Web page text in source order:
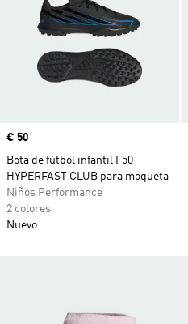
Precio
€ 50
Bota de fútbol infantil F50
HYPERFAST CLUB para moqueta
Niños Performance
2 colores
Nuevo